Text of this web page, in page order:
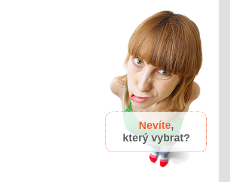
Nevíte,
který vybrat?